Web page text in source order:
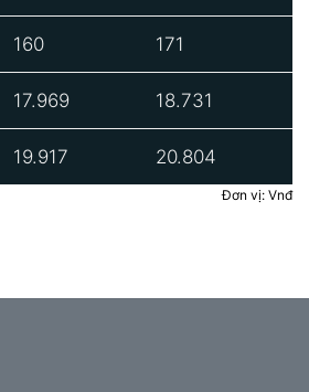
160 171
17.969 18.731
19.917 20.804
Đơn vị: Vnđ